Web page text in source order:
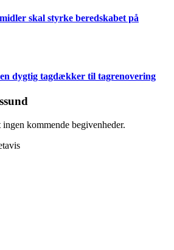
skal styrke beredskabet på
dygtig tagdækker til tagrenovering
kommende begivenheder.